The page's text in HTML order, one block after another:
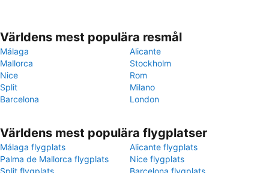
Världens mest populära resmål
Málaga
Alicante
Mallorca
Stockholm
Nice
Rom
Split
Milano
Barcelona
London
Världens mest populära flygplatser
Málaga flygplats
Alicante flygplats
Palma de Mallorca flygplats
Nice flygplats
Split flygplats
Barcelona flygplats